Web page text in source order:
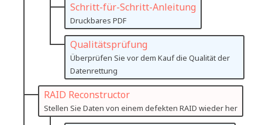
Schritt-für-Schritt-Anleitung
Druckbares PDF
Qualitätsprüfung
Überprüfen Sie vor dem Kauf die Qualität der
Datenrettung
RAID Reconstructor
Stellen Sie Daten von einem defekten RAID wieder her